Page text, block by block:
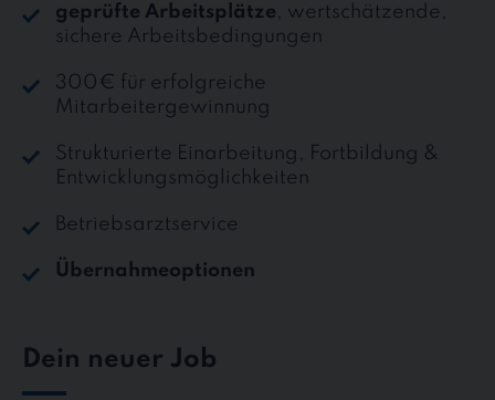
geprüfte Arbeitsplätze, wertschätzende,
sichere Arbeitsbedingungen
300€ für erfolgreiche
Mitarbeitergewinnung
Strukturierte Einarbeitung, Fortbildung &
Entwicklungsmöglichkeiten
Betriebsarztservice
Übernahmeoptionen
Dein neuer Job